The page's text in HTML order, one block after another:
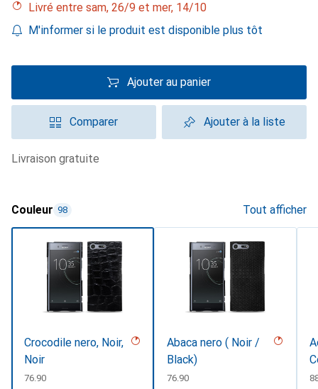
Livré entre sam, 26/9 et mer, 14/10
M'informer si le produit est disponible plus tôt
Ajouter au panier
Comparer Ajouter à la liste
livraison gratuite
Couleur 98 Tout afficher
Crocodile nero, Noir,
Noir
CHF
76.90
Abaca nero ( Noir /
Black)
CHF
76.90